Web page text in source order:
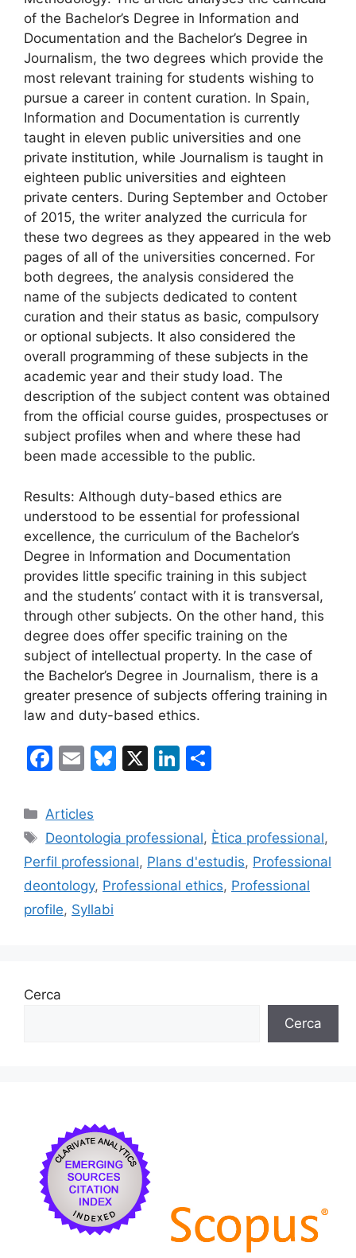
of the Bachelor’s Degree in Information and
Documentation and the Bachelor’s Degree in
Journalism, the two degrees which provide the
most relevant training for students wishing to
pursue a career in content curation. In Spain,
Information and Documentation is currently
taught in eleven public universities and one
private institution, while Journalism is taught in
eighteen public universities and eighteen
private centers. During September and October
of 2015, the writer analyzed the curricula for
these two degrees as they appeared in the web
pages of all of the universities concerned. For
both degrees, the analysis considered the
name of the subjects dedicated to content
curation and their status as basic, compulsory
or optional subjects. It also considered the
overall programming of these subjects in the
academic year and their study load. The
description of the subject content was obtained
from the official course guides, prospectuses or
subject profiles when and where these had
been made accessible to the public.
Results: Although duty-based ethics are
understood to be essential for professional
excellence, the curriculum of the Bachelor’s
Degree in Information and Documentation
provides little specific training in this subject
and the students’ contact with it is transversal,
through other subjects. On the other hand, this
degree does offer specific training on the
subject of intellectual property. In the case of
the Bachelor’s Degree in Journalism, there is a
greater presence of subjects offering training in
law and duty-based ethics.
F
c
e
b
o
o
E
ai
l
Bl
s
k
y
X
Li
e
dI
n
p
ar
te
Categories
Articles
Etiquetes
Deontologia professional, Ètica professional,
Perfil professional, Plans d'estudis, Professional
deontology, Professional ethics, Professional
profile, Syllabi
Cerca
Cerca